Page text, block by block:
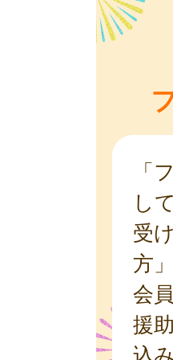
「
し
受
方
会
援
込